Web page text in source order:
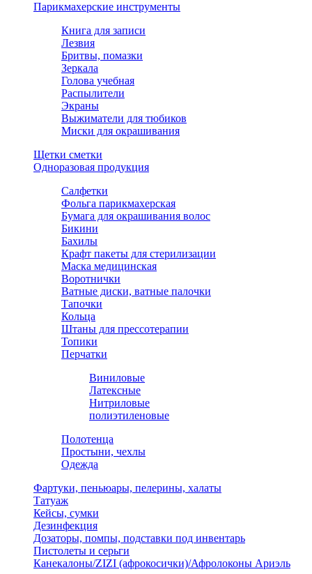
Парикмахерские инструменты
Книга для записи
Лезвия
Бритвы, помазки
Зеркала
Голова учебная
Распылители
Экраны
Выжиматели для тюбиков
Миски для окрашивания
Щетки сметки
Одноразовая продукция
Салфетки
Фольга парикмахерская
Бумага для окрашивания волос
Бикини
Бахилы
Крафт пакеты для стерилизации
Маска медицинская
Воротнички
Ватные диски, ватные палочки
Тапочки
Кольца
Штаны для прессотерапии
Топики
Перчатки
Виниловые
Латексные
Нитриловые
полиэтиленовые
Полотенца
Простыни, чехлы
Одежда
Фартуки, пеньюары, пелерины, халаты
Татуаж
Кейсы, сумки
Дезинфекция
Дозаторы, помпы, подставки под инвентарь
Пистолеты и серьги
Канекалоны/ZIZI (афрокосички)/Афролоконы Ариэль